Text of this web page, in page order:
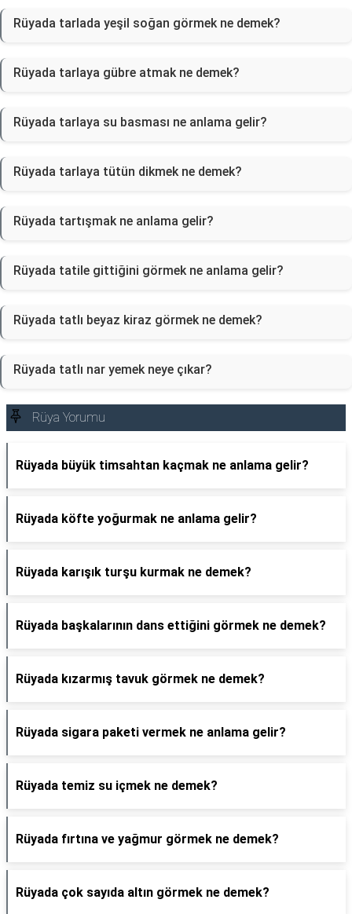
Rüyada tarlada yeşil soğan görmek ne demek?
Rüyada tarlaya gübre atmak ne demek?
Rüyada tarlaya su basması ne anlama gelir?
Rüyada tarlaya tütün dikmek ne demek?
Rüyada tartışmak ne anlama gelir?
Rüyada tatile gittiğini görmek ne anlama gelir?
Rüyada tatlı beyaz kiraz görmek ne demek?
Rüyada tatlı nar yemek neye çıkar?
Rüya Yorumu
Rüyada büyük timsahtan kaçmak ne anlama gelir?
Rüyada köfte yoğurmak ne anlama gelir?
Rüyada karışık turşu kurmak ne demek?
Rüyada başkalarının dans ettiğini görmek ne demek?
Rüyada kızarmış tavuk görmek ne demek?
Rüyada sigara paketi vermek ne anlama gelir?
Rüyada temiz su içmek ne demek?
Rüyada fırtına ve yağmur görmek ne demek?
Rüyada çok sayıda altın görmek ne demek?